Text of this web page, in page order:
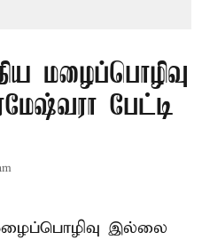
மழைப்பொழிவு
பேட்டி
இல்லை